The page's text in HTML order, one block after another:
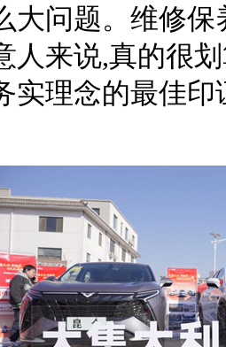
大问题。维修
人来说,真的很
实理念的最佳印